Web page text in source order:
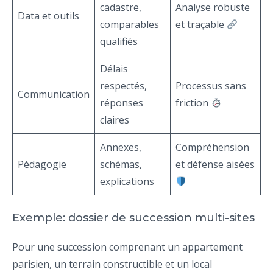
Data et outils
cadastre,
comparables
qualifiés
Analyse robuste
et traçable
Communication
Délais
respectés,
réponses
claires
Processus sans
friction
Pédagogie
Annexes,
schémas,
explications
Compréhension
et défense aisées
Exemple: dossier de succession multi-sites
Pour une succession comprenant un appartement
parisien, un terrain constructible et un local